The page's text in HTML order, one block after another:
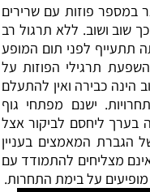
במספר פוזות עם שרירים
שוב ושוב. ללא תרגול רב
תתעייף לפני תום המופע
תרגילי הפוזות על
הינה כבירה ואין להתעלם
ישנם מפתחי גוף
בערך ליחסם לביקור אצל
הגברת המאמצים בעניין
מצליחים להתמודד עם
על בימת התחרות.